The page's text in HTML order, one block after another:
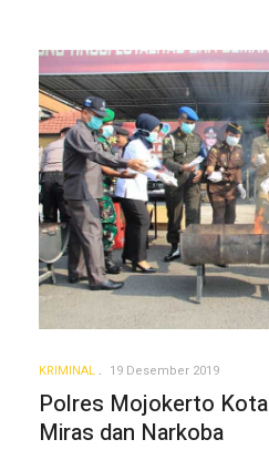
KRIMINAL 19 Desember 2019
Polres Mojokerto
Miras dan Narkoba